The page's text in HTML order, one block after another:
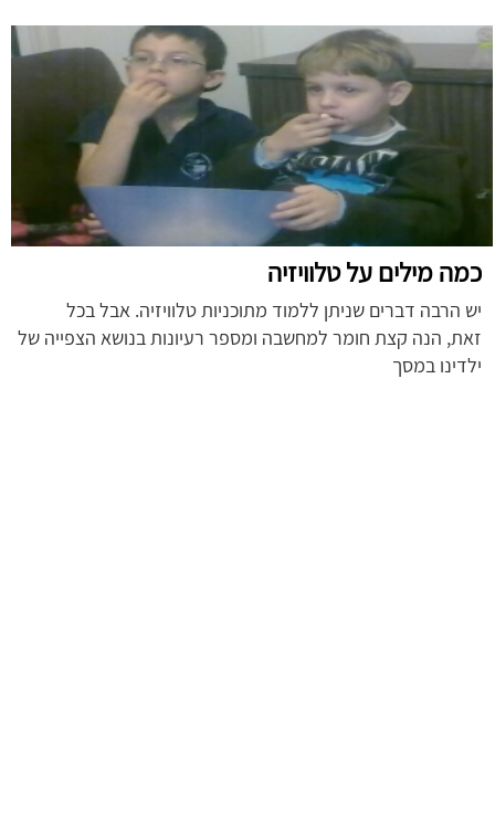
כמה מילים על טלוויזיה
יש הרבה דברים שניתן ללמוד מתוכניות טלוויזיה. אבל בכל
זאת, הנה קצת חומר למחשבה ומספר רעיונות בנושא הצפייה של
ילדינו במסך